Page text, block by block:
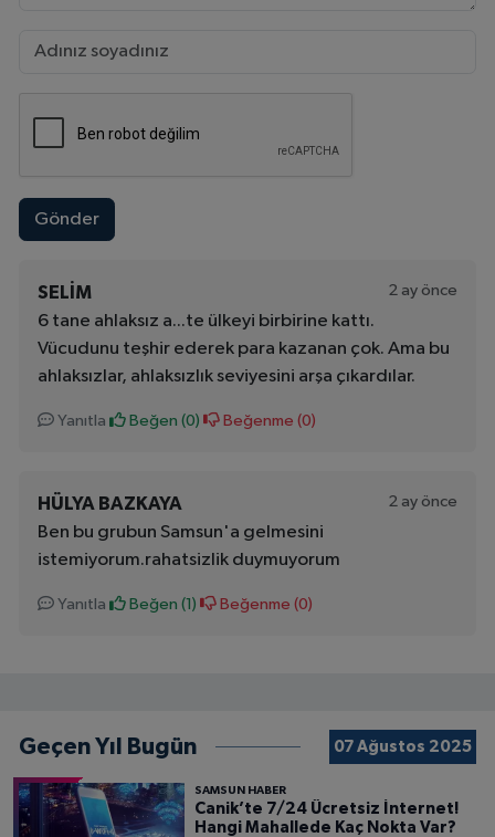
Gönder
SELIM 2 ay önce
6 tane ahlaksız a...te ülkeyi birbirine kattı.
Vücudunu teşhir ederek para kazanan çok. Ama bu
ahlaksızlar, ahlaksızlık seviyesini arşa çıkardılar.
Yanıtla Beğen (0) Beğenme (0)
HÜLYA BAZKAYA 2 ay önce
Ben bu grubun Samsun'a gelmesini
istemiyorum.rahatsizlik duymuyorum
Yanıtla Beğen (1 ) Beğenme (0)
Geçen Yıl Bugün 07 Ağustos 2025
SAMSUN HABER
Canik’te 7/24 Ücretsiz İnternet!
Hangi Mahallede Kaç Nokta Var?